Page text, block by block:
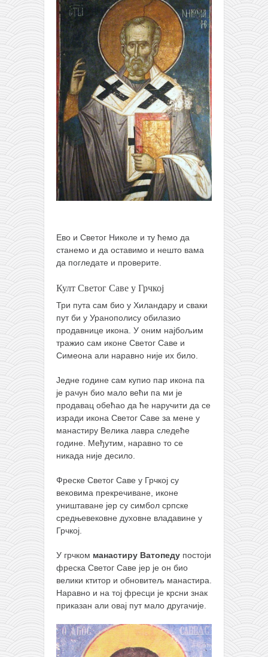
Ево и Светог Николе и ту ћемо да
станемо и да оставимо и нешто вама
да погледате и проверите.
Култ Светог Саве у Грчкој
Три пута сам био у Хиландару и сваки
пут би у Уранополису обилазио
продавнице икона. У оним најбољим
тражио сам иконе Светог Саве и
Симеона али наравно није их било.
Једне године сам купио пар икона па
је рачун био мало већи па ми је
продавац обећао да ће наручити да се
изради икона Светог Саве за мене у
манастиру Велика лавра следеће
године. Међутим, наравно то се
никада није десило.
Фреске Светог Саве у Грчкој су
вековима прекречиване, иконе
уништаване јер су симбол српске
средњевековне духовне владавине у
Грчкој.
У грчком манастиру Ватопеду постоји
фреска Светог Саве јер је он био
велики ктитор и обновитељ манастира.
Наравно и на тој фресци је крсни знак
приказан али овај пут мало другачије.